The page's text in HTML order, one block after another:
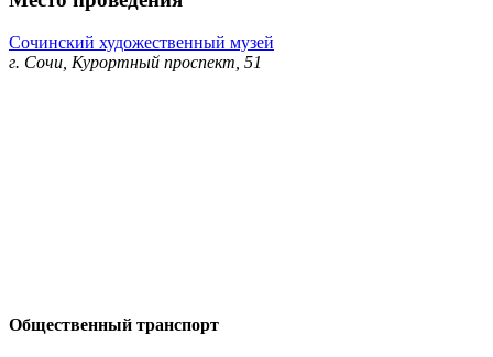
Сочинский художественный музей
г. Сочи, Курортный проспект, 51
Общественный транспорт